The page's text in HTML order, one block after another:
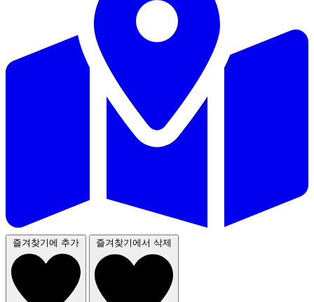
즐겨찾기에 추가 즐겨찾기에서 삭제